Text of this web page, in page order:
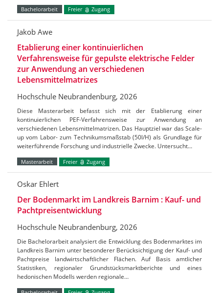
Bachelorarbeit Freier Zugang
Jakob Awe
Etablierung einer kontinuierlichen
Verfahrensweise für gepulste elektrische Felder
zur Anwendung an verschiedenen
Lebensmittelmatrizes
Hochschule Neubrandenburg, 2026
Diese Masterarbeit befasst sich mit der Etablierung einer
kontinuierlichen PEF-Verfahrensweise zur Anwendung an
verschiedenen Lebensmittelmatrizen. Das Hauptziel war das Scale-
up vom Labor- zum Technikumsmaßstab (50l/H) als Grundlage für
weiterführende Forschung und industrielle Zwecke. Untersucht…
Masterarbeit Freier Zugang
Oskar Ehlert
Der Bodenmarkt im Landkreis Barnim : Kauf- und
Pachtpreisentwicklung
Hochschule Neubrandenburg, 2026
Die Bachelorarbeit analysiert die Entwicklung des Bodenmarktes im
Landkreis Barnim unter besonderer Berücksichtigung der Kauf- und
Pachtpreise landwirtschaftlicher Flächen. Auf Basis amtlicher
Statistiken, regionaler Grundstücksmarktberichte und eines
hedonischen Modells werden regionale…